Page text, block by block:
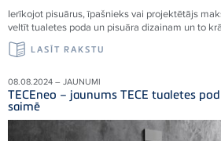
Ierīkojot pisuārus, īpašnieks vai projektētājs
veltīt tualetes poda un pisuāra dizainam un to
LASĪT RAKSTU
08.08.2024 – JAUNUMI
TECEneo – jaunums TECE tualetes
saimē